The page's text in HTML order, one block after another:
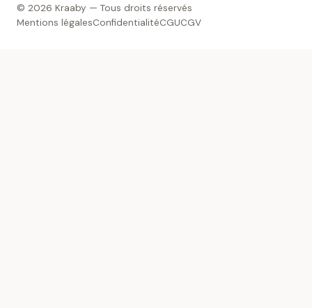
© 2026 Kraaby — Tous droits réservés
Mentions légalesConfidentialitéCGUCGV